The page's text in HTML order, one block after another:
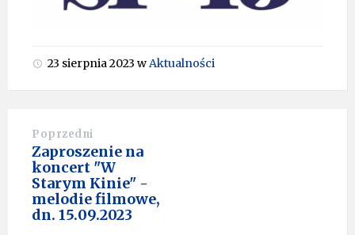
23 sierpnia 2023 wAktualności
Poprzedni
Zaproszenie na
koncert "W
Starym Kinie" -
melodie filmowe,
dn. 15.09.2023